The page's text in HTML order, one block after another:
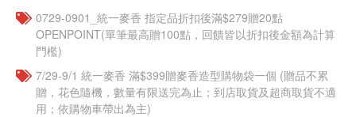
0729-0901_統一麥香​ 指定品折扣後滿$279贈20點
OPENPOINT(單筆最高贈100點，回饋皆以折扣後金額為計算
門檻)
7/29-9/1 統一麥香​ 滿$399贈麥香造型購物袋一個​ (贈品不累
贈，花色隨機，數量有限送完為止；到店取貨及超商取貨不適
用；依購物車帶出為主)